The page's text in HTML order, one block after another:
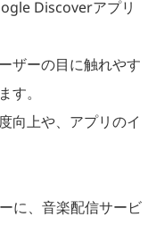
Discoverアプリ
ザーの目に触れやす
す。
向上や、アプリのイ
に、音楽配信サービ